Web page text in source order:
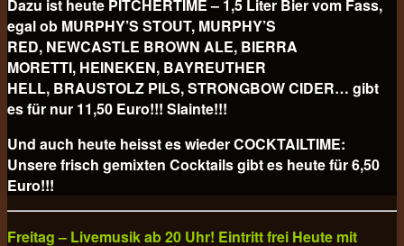
Dazu ist heute PITCHERTIME – 1,5 Liter Bier vom Fass,
egal ob MURPHY’S STOUT, MURPHY’S
RED, NEWCASTLE BROWN ALE, BIERRA
MORETTI, HEINEKEN, BAYREUTHER
HELL, BRAUSTOLZ PILS, STRONGBOW CIDER… gibt
es für nur 11,50 Euro!!! Slainte!!!
Und auch heute heisst es wieder COCKTAILTIME:
Unsere frisch gemixten Cocktails gibt es heute für6,50
Euro!!!
Freitag – Livemusik ab 20 Uhr! Eintritt frei Heute mit